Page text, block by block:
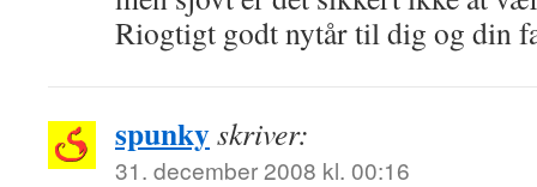
Riogtigt godt nytår til dig og din
spunkyskriver:
31. december 2008 kl. 00:16